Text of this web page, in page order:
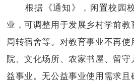
根据《通知》，闲置校园
业，可调整用于发展乡村学前
周转宿舍等。对教育事业不再
院、文化场所、农家书屋、留
益事业。无公益事业使用需求